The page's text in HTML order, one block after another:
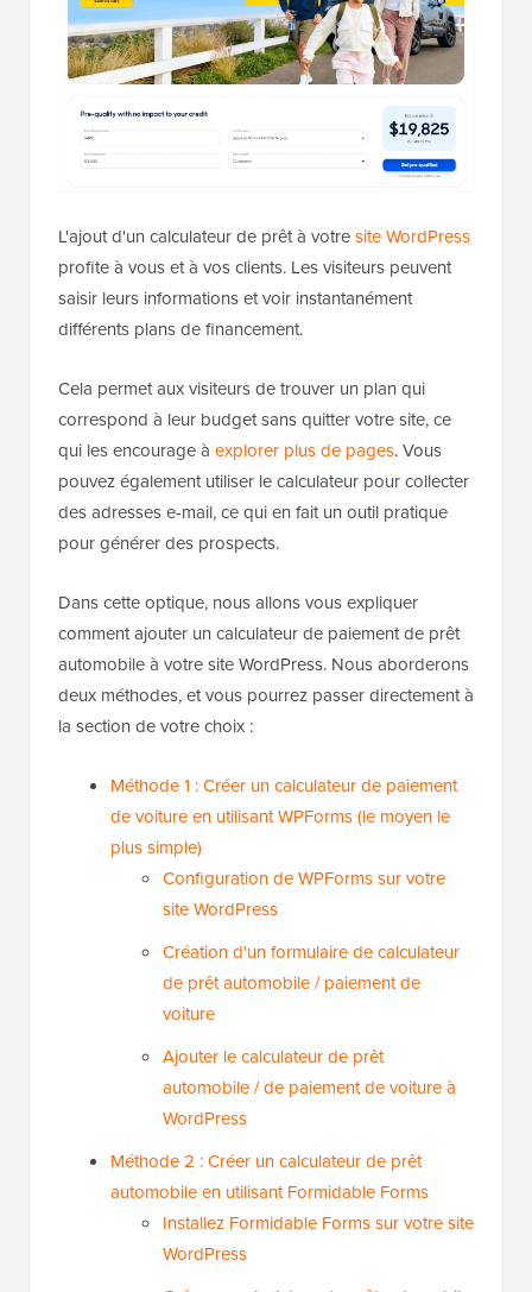
L'ajout d'un calculateur de prêt à votresite WordPress
profite à vous et à vos clients. Les visiteurs peuvent
saisir leurs informations et voir instantanément
différents plans de financement.
Cela permet aux visiteurs de trouver un plan qui
correspond à leur budget sans quitter votre site, ce
qui les encourage à explorer plus de pages. Vous
pouvez également utiliser le calculateur pour collecter
des adresses e-mail, ce qui en fait un outil pratique
pour générer des prospects.
Dans cette optique, nous allons vous expliquer
comment ajouter un calculateur de paiement de prêt
automobile à votre site WordPress. Nous aborderons
deux méthodes, et vous pourrez passer directement à
la section de votre choix :
Méthode 1 : Créer un calculateur de paiement
de voiture en utilisant WPForms (le moyen le
plus simple)
Configuration de WPForms sur votre
site WordPress
Création d'un formulaire de calculateur
de prêt automobile / paiement de
voiture
Ajouter le calculateur de prêt
automobile / de paiement de voiture à
WordPress
Méthode 2 : Créer un calculateur de prêt
automobile en utilisant Formidable Forms
Installez Formidable Forms sur votre site
WordPress